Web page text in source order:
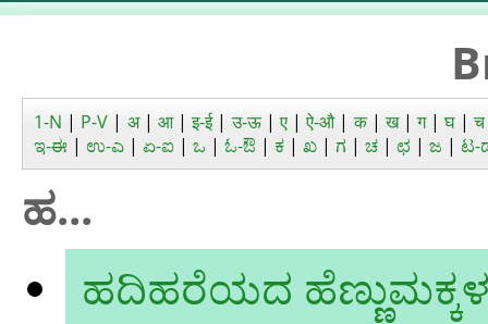
1-N | P-V | अ| आ|इ-ई|उ-ऊ|ए|ऐ-औ|क|ख|ग|घ|च
ಇ-ಈ | ಉ-ಎ | ಏ-ಐ | ಒ | ಓ-ಔ | ಕ | ಖ | ಗ | ಚ | ಛ | ಜ | ಟ-
ಹ...
ಹದಿಹರೆಯದ ಹೆಣ್ಣುಮಕ್ಕಳ